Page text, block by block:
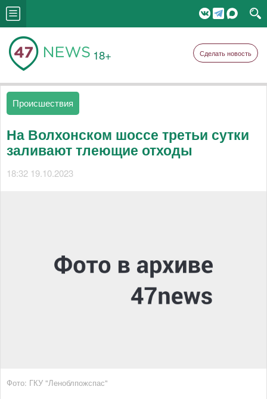
18+ Сделать новость
Происшествия
На Волхонском шоссе третьи сутки
заливают тлеющие отходы
18:32 19.10.2023
Фото: ГКУ "Леноблпожспас"